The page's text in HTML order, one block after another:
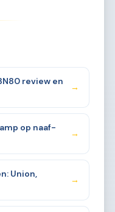
review en
→
op naaf-
→
Union,
→